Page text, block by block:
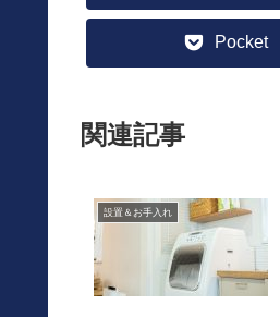
Pocket
関連記事
設置＆お手入れ